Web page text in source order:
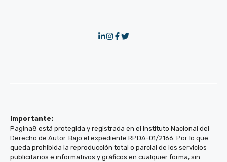
Importante:
Pagina8 está protegida y registrada en el Instituto Nacional del
Derecho de Autor. Bajo el expediente RPDA-01/2166. Por lo que
queda prohibida la reproducción total o parcial de los servicios
publicitarios e informativos y gráficos en cualquier forma, sin